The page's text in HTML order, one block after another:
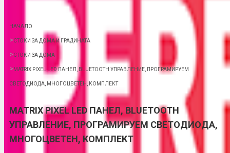
НАЧАЛО
СТОКИ ЗА ДОМА И ГРАДИНАТА
СТОКИ ЗА ДОМА
MATRIX PIXEL LED ПАНЕЛ, BLUETOOTH УПРАВЛЕНИЕ, ПРОГРАМИРУЕМ
СВЕТОДИОДА, МНОГОЦВЕТЕН, КОМПЛЕКТ
MATRIX PIXEL LED ПАНЕЛ, BLUETOOTH
УПРАВЛЕНИЕ, ПРОГРАМИРУЕМ СВЕТОДИОДА,
МНОГОЦВЕТЕН, КОМПЛЕКТ